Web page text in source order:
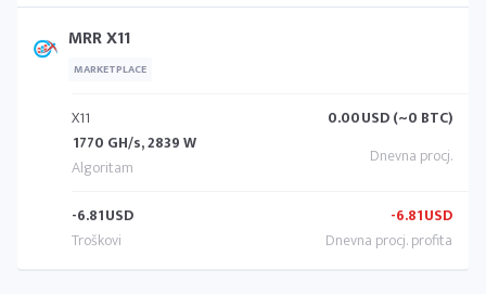
MRR X11
MARKETPLACE
X11
1770 GH/s, 2839 W
0.00USD (~0 BTC)
-6.81USD -6.81USD